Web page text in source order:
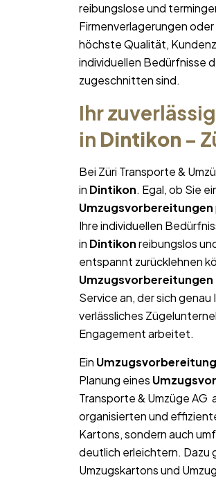
reibungslose und
Firmenverlagerungen
höchste Qualität,
individuellen Bedürfnisse
zugeschnitten sind.
Ihr
in Dintikon –
Bei Züri Transporte &
in Dintikon. Egal, ob Sie
Umzugsvorbereitungen
Ihre individuellen
in Dintikonreibungslos
entspannt zurücklehnen
Umzugsvorbereitungen
Service an, der sich
verlässliches
Engagement arbeitet.
Ein
Planung eines
Transporte & Umzüge AG
organisierten und
Kartons, sondern auch
deutlich erleichtern. Dazu
Umzugskartons und